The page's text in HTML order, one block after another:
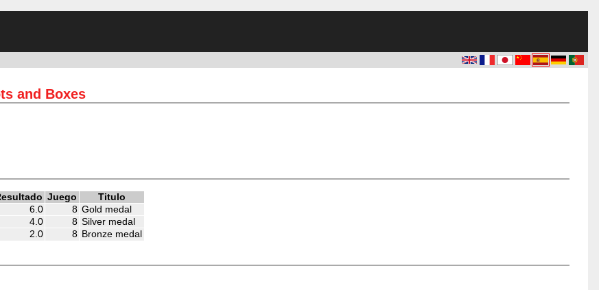
and Boxes
Juego
Titulo
6.0 8 Gold medal
4.0 8 Silver medal
2.0 8 Bronze medal